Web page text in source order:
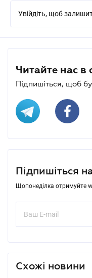
Увійдіть, щоб
Читайте нас
Підпишіться, щоб
Підпишіться
Щопонеділка отримуйте
Схожі новини